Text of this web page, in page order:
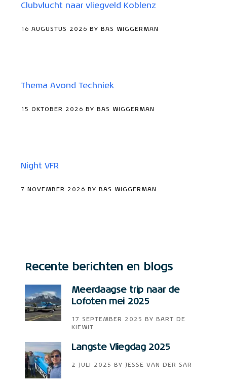
Clubvlucht naar vliegveld Koblenz
16 AUGUSTUS 2026 BY BAS WIGGERMAN
Thema Avond Techniek
15 OKTOBER 2026 BY BAS WIGGERMAN
Night VFR
7 NOVEMBER 2026 BY BAS WIGGERMAN
Recente berichten en blogs
Meerdaagse trip naar de
Lofoten mei 2025
17 SEPTEMBER 2025 BY
BART DE
KIEWIT
Langste Vliegdag 2025
2 JULI 2025 BY JESSE VAN DER SAR